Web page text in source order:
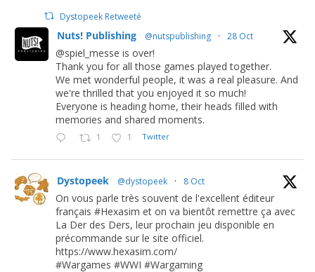
Dystopeek Retweeté
Nuts! Publishing @nutspublishing · 28 Oct
@spiel_messe is over!
Thank you for all those games played together.
We met wonderful people, it was a real pleasure. And
we're thrilled that you enjoyed it so much!
Everyone is heading home, their heads filled with
memories and shared moments.
1 1 Twitter
Dystopeek @dystopeek · 8 Oct
On vous parle très souvent de l'excellent éditeur
français #Hexasim et on va bientôt remettre ça avec
La Der des Ders, leur prochain jeu disponible en
précommande sur le site officiel.
https://www.hexasim.com/
#Wargames #WWI #Wargaming